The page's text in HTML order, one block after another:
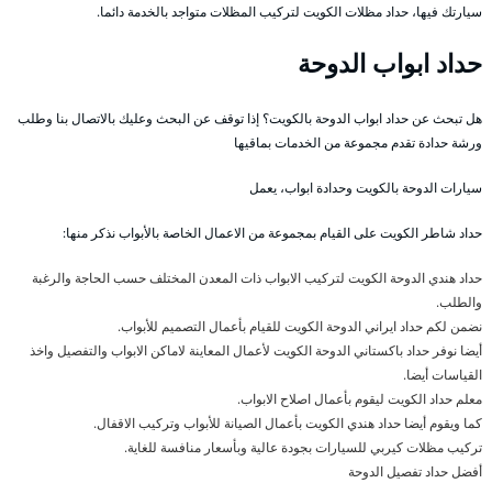
سيارتك فيها، حداد مظلات الكويت لتركيب المظلات متواجد بالخدمة دائما.
حداد ابواب الدوحة
هل تبحث عن حداد ابواب الدوحة بالكويت؟ إذا توقف عن البحث وعليك بالاتصال بنا وطلب
ورشة حدادة تقدم مجموعة من الخدمات بماقيها
سيارات الدوحة بالكويت وحدادة ابواب، يعمل
حداد شاطر الكويت على القيام بمجموعة من الاعمال الخاصة بالأبواب نذكر منها:
حداد هندي الدوحة الكويت لتركيب الابواب ذات المعدن المختلف حسب الحاجة والرغبة
والطلب.
نضمن لكم حداد ايراني الدوحة الكويت للقيام بأعمال التصميم للأبواب.
أيضا نوفر حداد باكستاني الدوحة الكويت لأعمال المعاينة لاماكن الابواب والتفصيل واخذ
القياسات أيضا.
معلم حداد الكويت ليقوم بأعمال اصلاح الابواب.
كما ويقوم أيضا حداد هندي الكويت بأعمال الصيانة للأبواب وتركيب الاقفال.
تركيب مظلات كيربي للسيارات بجودة عالية وبأسعار منافسة للغاية.
أفضل حداد تفصيل الدوحة